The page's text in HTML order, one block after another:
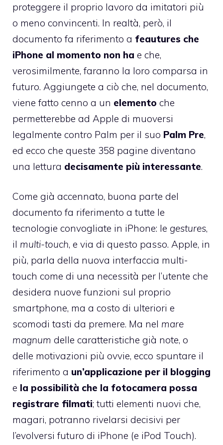
proteggere il proprio lavoro da imitatori più
o meno convincenti. In realtà, però, il
documento fa riferimento a feautures che
iPhone al momento non ha e che,
verosimilmente, faranno la loro comparsa in
futuro. Aggiungete a ciò che, nel documento,
viene fatto cenno a un elemento che
permetterebbe ad Apple di muoversi
legalmente contro Palm per il suo Palm Pre,
ed ecco che queste 358 pagine diventano
una lettura decisamente più interessante.
Come già accennato, buona parte del
documento fa riferimento a tutte le
tecnologie convogliate in iPhone: le gestures,
il multi-touch, e via di questo passo. Apple, in
più, parla della nuova interfaccia multi-
touch come di una necessità per l’utente che
desidera nuove funzioni sul proprio
smartphone, ma a costo di ulteriori e
scomodi tasti da premere. Ma nel mare
magnum delle caratteristiche già note, o
delle motivazioni più ovvie, ecco spuntare il
riferimento a un’applicazione per il blogging
e la possibilità che la fotocamera possa
registrare filmati; tutti elementi nuovi che,
magari, potranno rivelarsi decisivi per
l’evolversi futuro di iPhone (e iPod Touch).